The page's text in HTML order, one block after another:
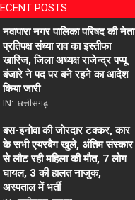
POSTS
नवापारा नगर पालिका परिषद की नेता
प्रतिपक्ष संध्या राव का इस्तीफा
खारिज, जिला अध्यक्ष राजेन्द्र पप्पू
बंजारे ने पद पर बने रहने का आदेश
किया जारी
IN: छत्तीसगढ़
बस-इनोवा की जोरदार टक्कर, कार
के सभी एयरबैग खुले, अंतिम संस्कार
से लौट रही महिला की मौत, 7 लोग
घायल, 3 की हालत नाजुक,
अस्पताल में भर्ती